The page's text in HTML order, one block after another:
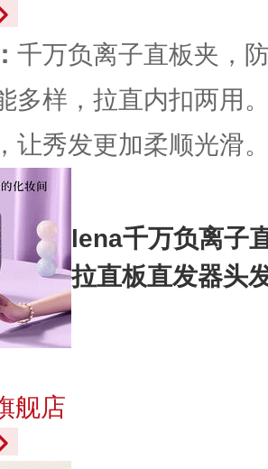
千万负离子直板夹，
多样，拉直内扣两用
让秀发更加柔顺光滑
lena千万负离子
拉直板直发器头
舰店